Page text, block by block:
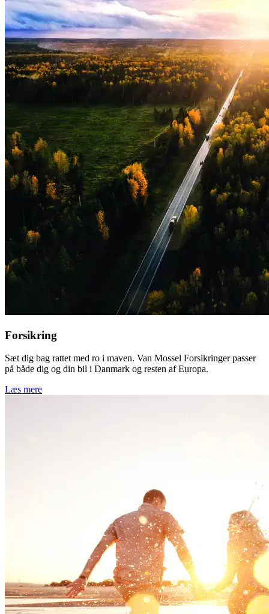
Forsikring
Sæt dig bag rattet med ro i maven. Van Mossel Forsikringer passer
på både dig og din bil i Danmark og resten af Europa.
Læs mere